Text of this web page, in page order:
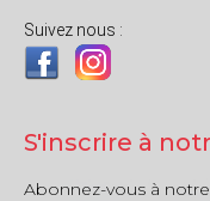
Suivez nous :
S'inscrire à
Abonnez-vous à